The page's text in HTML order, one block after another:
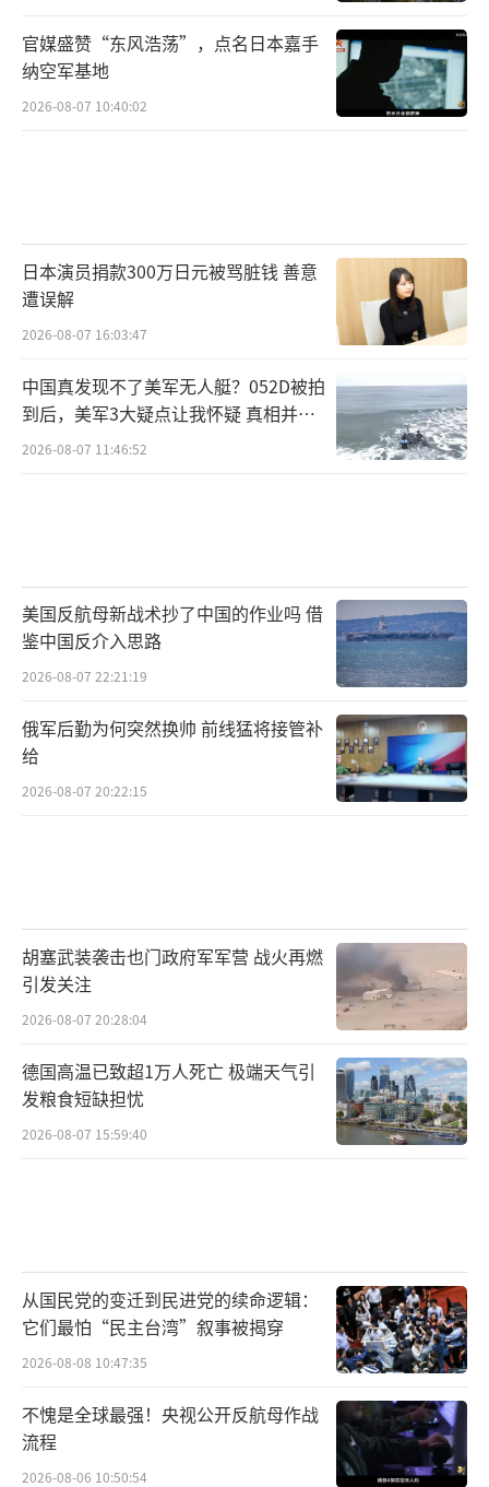
官媒盛赞“东风浩荡”，点名日本嘉手
纳空军基地
2026-08-07 10:40:02
日本演员捐款300万日元被骂脏钱 善意
遭误解
2026-08-07 16:03:47
中国真发现不了美军无人艇？052D被拍
到后，美军3大疑点让我怀疑 真相并非
如此
2026-08-07 11:46:52
美国反航母新战术抄了中国的作业吗 借
鉴中国反介入思路
2026-08-07 22:21:19
俄军后勤为何突然换帅 前线猛将接管补
给
2026-08-07 20:22:15
胡塞武装袭击也门政府军军营 战火再燃
引发关注
2026-08-07 20:28:04
德国高温已致超1万人死亡 极端天气引
发粮食短缺担忧
2026-08-07 15:59:40
从国民党的变迁到民进党的续命逻辑：
它们最怕“民主台湾”叙事被揭穿
2026-08-08 10:47:35
不愧是全球最强！央视公开反航母作战
流程
2026-08-06 10:50:54